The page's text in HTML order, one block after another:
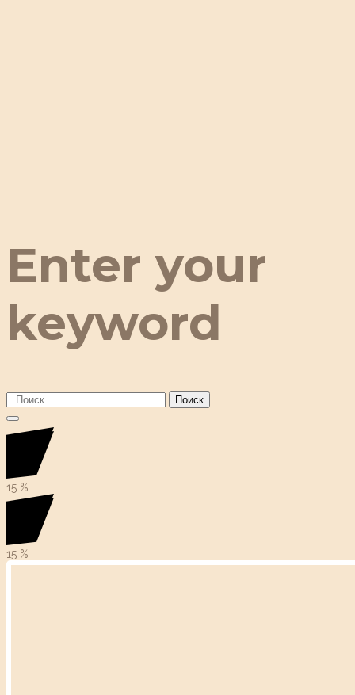
Enter your
keyword
Поиск
15 %
15 %